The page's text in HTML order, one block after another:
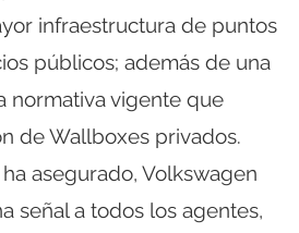
infraestructura de puntos
públicos; además de una
normativa vigente que
de Wallboxes privados.
asegurado, Volkswagen
señal a todos los agentes,